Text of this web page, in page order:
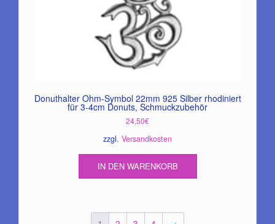
Donuthalter Ohm-Symbol 22mm 925 Silber rhodiniert
für 3-4cm Donuts, Schmuckzubehör
24,50€
zzgl. Versandkosten
IN DEN WARENKORB